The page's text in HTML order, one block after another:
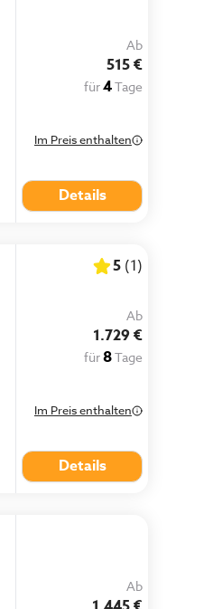
Ab
515 €
für4Tage
Im Preis enthalten
Details
5(1)
Ab
1.729 €
für8Tage
Im Preis enthalten
Details
Ab